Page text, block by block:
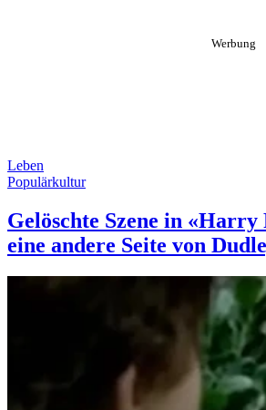
Leben
Populärkultur
Gelöschte Szene in
eine andere Seite von